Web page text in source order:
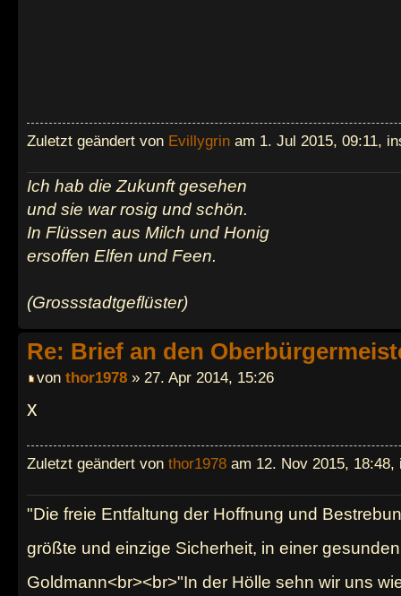
Zuletzt geändert von Evillygrin am 1. Jul 2015, 09:11,
Ich hab die Zukunft gesehen
und sie war rosig und schön.
In Flüssen aus Milch und Honig
ersoffen Elfen und Feen.
(Grossstadtgeflüster)
Re: Brief an den
von thor1978 » 27. Apr 2014, 15:26
x
Zuletzt geändert von thor1978 am 12. Nov 2015,
"Die freie Entfaltung der Hoffnung und
größte und einzige Sicherheit, in einer
Goldmann<br><br>"In der Hölle sehn wir uns